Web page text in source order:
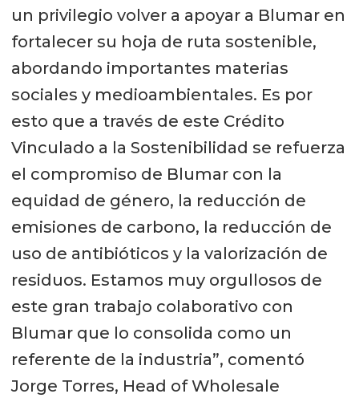
un privilegio volver a apoyar a Blumar en
fortalecer su hoja de ruta sostenible,
abordando importantes materias
sociales y medioambientales. Es por
esto que a través de este Crédito
Vinculado a la Sostenibilidad se refuerza
el compromiso de Blumar con la
equidad de género, la reducción de
emisiones de carbono, la reducción de
uso de antibióticos y la valorización de
residuos. Estamos muy orgullosos de
este gran trabajo colaborativo con
Blumar que lo consolida como un
referente de la industria”, comentó
Jorge Torres, Head of Wholesale